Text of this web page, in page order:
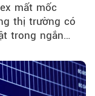
mất mốc
thị trường có
trong ngắn